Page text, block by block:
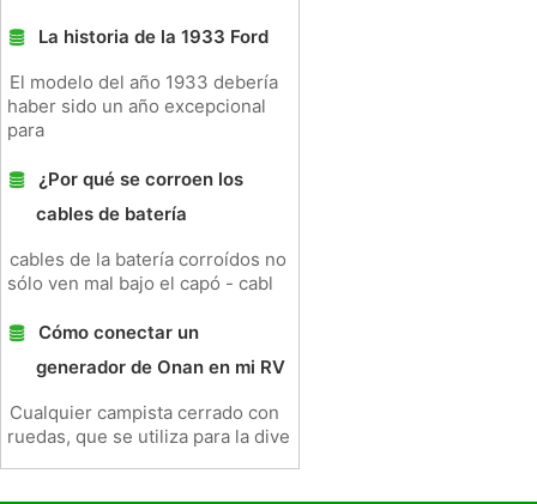
La historia de la 1933 Ford
El modelo del año 1933 debería
haber sido un año excepcional
para
¿Por qué se corroen los
cables de batería
cables de la batería corroídos no
sólo ven mal bajo el capó - cabl
Cómo conectar un
generador de Onan en mi RV
Cualquier campista cerrado con
ruedas, que se utiliza para la dive